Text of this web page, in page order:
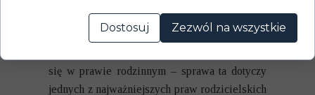
przedstawiania dowodów i składania
wyjaśnień. Warto skorzystać z pomocy
się w prawie rodzinnym – sprawa ta dotyczy
jednych z najważniejszych praw rodzicielskich
Dostosuj Zezwól na wszystkie